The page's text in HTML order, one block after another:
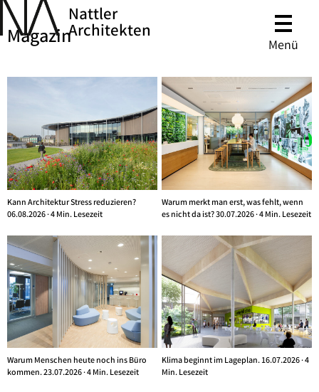
Nattler
Architekten
Menü
Magazin
Kann Architektur Stress reduzieren?
06.08.2026 · 4 Min. Lesezeit
Warum merkt man erst, was fehlt, wenn
es nicht da ist? 30.07.2026 · 4 Min. Lesezeit
Warum Menschen heute noch ins Büro
kommen. 23.07.2026 · 4 Min. Lesezeit
Klima beginnt im Lageplan. 16.07.2026 · 4
Min. Lesezeit